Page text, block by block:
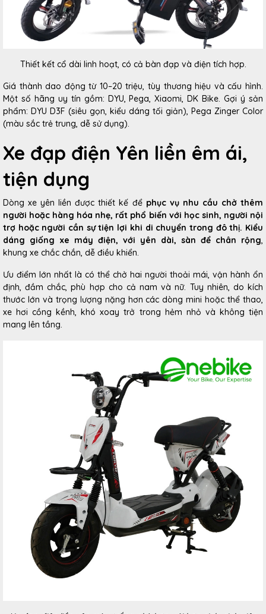
Thiết kết cổ dài linh hoạt, có cả bàn đạp và điện tích hợp.
Giá thành dao động từ 10–20 triệu, tùy thương hiệu và cấu hình.
Một số hãng uy tín gồm: DYU, Pega, Xiaomi, DK Bike. Gợi ý sản
phẩm: DYU D3F (siêu gọn, kiểu dáng tối giản), Pega Zinger Color
(màu sắc trẻ trung, dễ sử dụng).
Xe đạp điện Yên liền êm ái,
tiện dụng
Dòng xe yên liền được thiết kế để phục vụ nhu cầu chở thêm
người hoặc hàng hóa nhẹ, rất phổ biến với học sinh, người nội
trợ hoặc người cần sự tiện lợi khi di chuyển trong đô thị. Kiểu
dáng giống xe máy điện, với yên dài, sàn để chân rộng,
khung xe chắc chắn, dễ điều khiển.
Ưu điểm lớn nhất là có thể chở hai người thoải mái, vận hành ổn
định, đầm chắc, phù hợp cho cả nam và nữ. Tuy nhiên, do kích
thước lớn và trọng lượng nặng hơn các dòng mini hoặc thể thao,
xe hơi cồng kềnh, khó xoay trở trong hẻm nhỏ và không tiện
mang lên tầng.